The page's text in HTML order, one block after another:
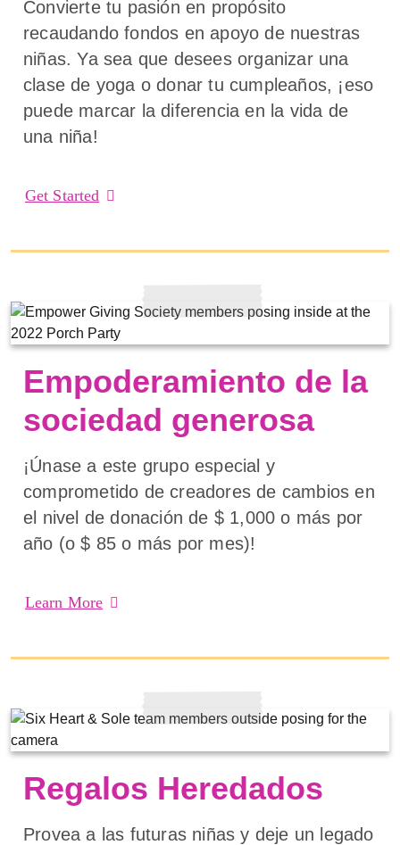
Convierte tu pasión en propósito
recaudando fondos en apoyo de nuestras
niñas. Ya sea que desees organizar una
clase de yoga o donar tu cumpleaños, ¡eso
puede marcar la diferencia en la vida de
una niña!
Get Started
Empoderamiento de la
sociedad generosa
¡Únase a este grupo especial y
comprometido de creadores de cambios en
el nivel de donación de $ 1,000 o más por
año (o $ 85 o más por mes)!
Learn More
Regalos Heredados
Provea a las futuras niñas y deje un legado